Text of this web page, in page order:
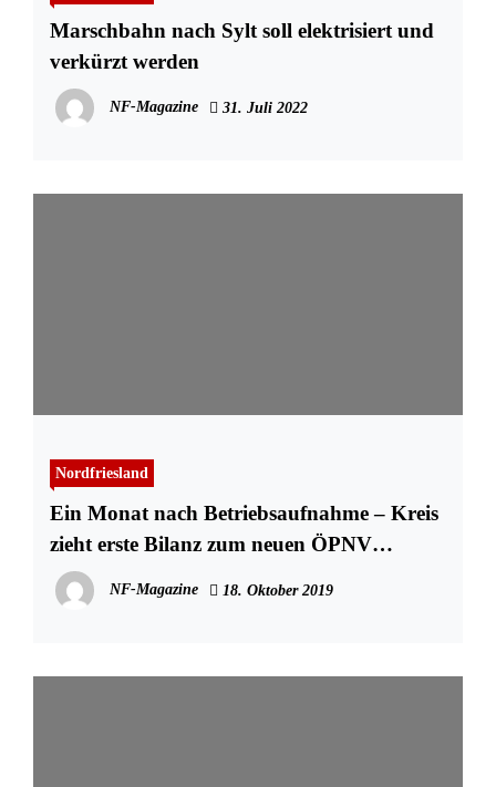
Marschbahn nach Sylt soll elektrisiert und
verkürzt werden
NF-Magazine 31. Juli 2022
Nordfriesland
Ein Monat nach Betriebsaufnahme – Kreis
zieht erste Bilanz zum neuen ÖPNV
Busverkehr
NF-Magazine 18. Oktober 2019